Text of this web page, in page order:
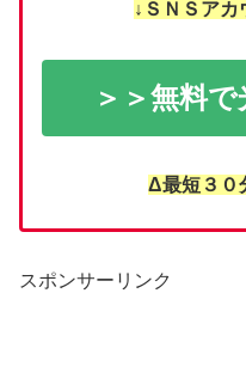
↓ＳＮＳアカ
＞＞無料
Δ最短３０
スポンサーリンク